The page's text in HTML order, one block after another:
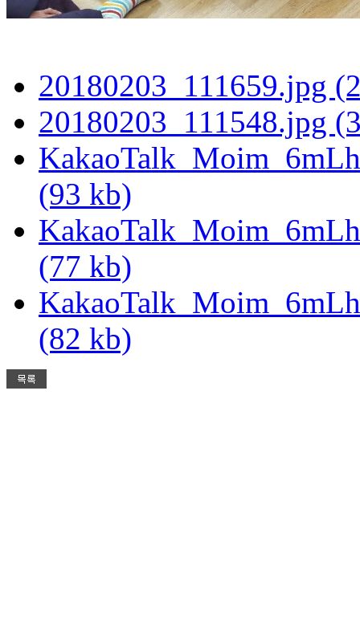
20180203_111659.jpg
20180203_111548.jpg
(93 kb)
(77 kb)
(82 kb)